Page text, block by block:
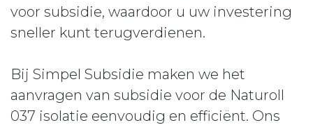
voor subsidie, waardoor u uw investering
sneller kunt terugverdienen.
Bij Simpel Subsidie maken we het
aanvragen van subsidie voor de Naturoll
037 isolatie eenvoudig en efficiënt. Ons